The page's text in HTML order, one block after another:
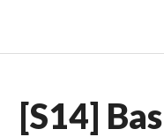
contenu
STUFFCC'S BLOG
S14
[S14]